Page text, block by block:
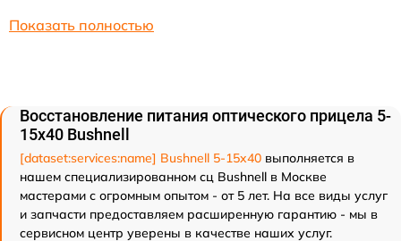
Показать полностью
Восстановление питания оптического прицела 5-
15x40 Bushnell
[dataset:services:name] Bushnell 5-15x40 выполняется в
нашем специализированном сц Bushnell в Москве
мастерами с огромным опытом - от 5 лет. На все виды услуг
и запчасти предоставляем расширенную гарантию - мы в
сервисном центр уверены в качестве наших услуг.